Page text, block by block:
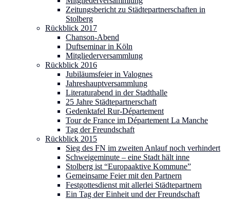
Zeitungsbericht zu Städtepartnerschaften in
Stolberg
Rückblick 2017
Chanson-Abend
Duftseminar in Köln
Mitgliederversammlung
Rückblick 2016
Jubiläumsfeier in Valognes
Jahreshauptversammlung
Literaturabend in der Stadthalle
25 Jahre Städtepartnerschaft
Gedenktafel Rur-Département
Tour de France im Département La Manche
Tag der Freundschaft
Rückblick 2015
Sieg des FN im zweiten Anlauf noch verhindert
Schweigeminute – eine Stadt hält inne
Stolberg ist “Europaaktive Kommune”
Gemeinsame Feier mit den Partnern
Festgottesdienst mit allerlei Städtepartnern
Ein Tag der Einheit und der Freundschaft